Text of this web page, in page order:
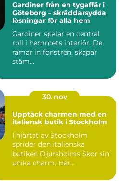
Gardiner från en tygaffär i
Göteborg – skräddarsydda
lösningar för alla hem
Gardiner spelar en central
roll i hemmets interiör. De
ramar in fönstren, skapar
stäm...
30. nov
Upptäck charmen med en
italiensk butik i Stockholm
I hjärtat av Stockholm
sprider den italienska
butiken Djursholms Skor sin
unika charm. Här...